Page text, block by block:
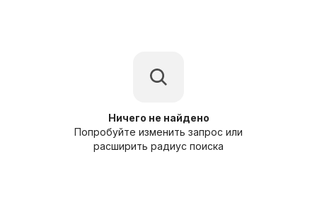
Ничего не найдено
Попробуйте изменить запрос или
расширить радиус поиска